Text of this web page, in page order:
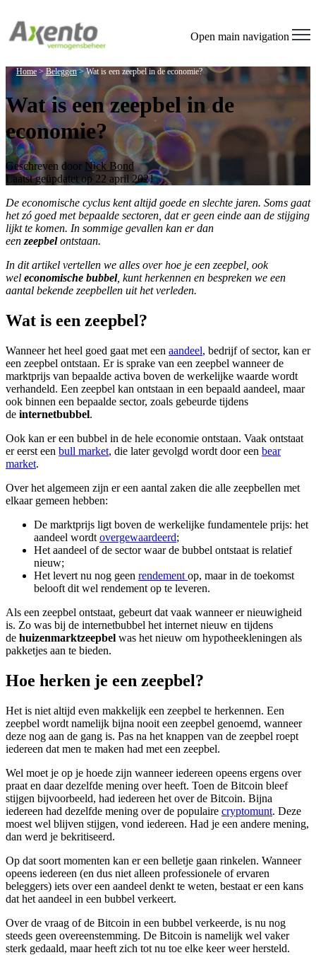
Open main navigation
Home>Beleggen>Wat is een zeepbel in de economie?
Wat is een zeepbel in de
economie?
Geschreven door Nick Bond
Laatst geüpdatet op 22 april 2021
De economische cyclus kent altijd goede en slechte jaren. Soms gaat
het zó goed met bepaalde sectoren, dat er geen einde aan de stijging
lijkt te komen. In sommige gevallen kan er dan
een zeepbelontstaan.
In dit artikel vertellen we alles over hoe je een zeepbel, ook
wel economische bubbel, kunt herkennen en bespreken we een
aantal bekende zeepbellen uit het verleden.
Wat is een zeepbel?
Wanneer het heel goed gaat met een aandeel, bedrijf of sector, kan er
een zeepbel ontstaan. Er is sprake van een zeepbel wanneer de
marktprijs van bepaalde activa boven de werkelijke waarde wordt
verhandeld. Een zeepbel kan ontstaan in een bepaald aandeel, maar
ook binnen een bepaalde sector, zoals gebeurde tijdens
de internetbubbel.
Ook kan er een bubbel in de hele economie ontstaan. Vaak ontstaat
er eerst een bull market, die later gevolgd wordt door een bear
market.
Over het algemeen zijn er een aantal zaken die alle zeepbellen met
elkaar gemeen hebben:
De marktprijs ligt boven de werkelijke fundamentele prijs: het
aandeel wordt overgewaardeerd;
Het aandeel of de sector waar de bubbel ontstaat is relatief
nieuw;
Het levert nu nog geen rendement op, maar in de toekomst
belooft dit wel rendement op te leveren.
Als een zeepbel ontstaat, gebeurt dat vaak wanneer er nieuwigheid
is. Zo was bij de internetbubbel het internet nieuw en tijdens
de huizenmarktzeepbel was het nieuw om hypotheekleningen als
pakketjes aan te bieden.
Hoe herken je een zeepbel?
Het is niet altijd even makkelijk een zeepbel te herkennen. Een
zeepbel wordt namelijk bijna nooit een zeepbel genoemd, wanneer
deze nog aan de gang is. Pas na het knappen van de zeepbel roept
iedereen dat men te maken had met een zeepbel.
Wel moet je op je hoede zijn wanneer iedereen opeens ergens over
praat en daar dezelfde mening over heeft. Toen de Bitcoin bleef
stijgen bijvoorbeeld, had iedereen het over de Bitcoin. Bijna
iedereen had dezelfde mening over de populaire cryptomunt. Deze
moest wel blijven stijgen, vond iedereen. Had je een andere mening,
dan werd je bekritiseerd.
Op dat soort momenten kan er een belletje gaan rinkelen. Wanneer
opeens iedereen (en dus niet alleen professionele of ervaren
beleggers) iets over een aandeel denkt te weten, bestaat er een kans
dat het aandeel in een bubbel verkeert.
Over de vraag of de Bitcoin in een bubbel verkeerde, is nu nog
steeds geen overeenstemming. De Bitcoin is namelijk wel vaker
sterk gedaald, maar heeft zich tot nu toe elke keer weer hersteld.